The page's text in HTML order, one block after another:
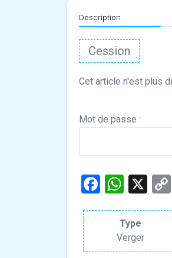
Description
Cession
Mot de passe :
X
Type
Verger